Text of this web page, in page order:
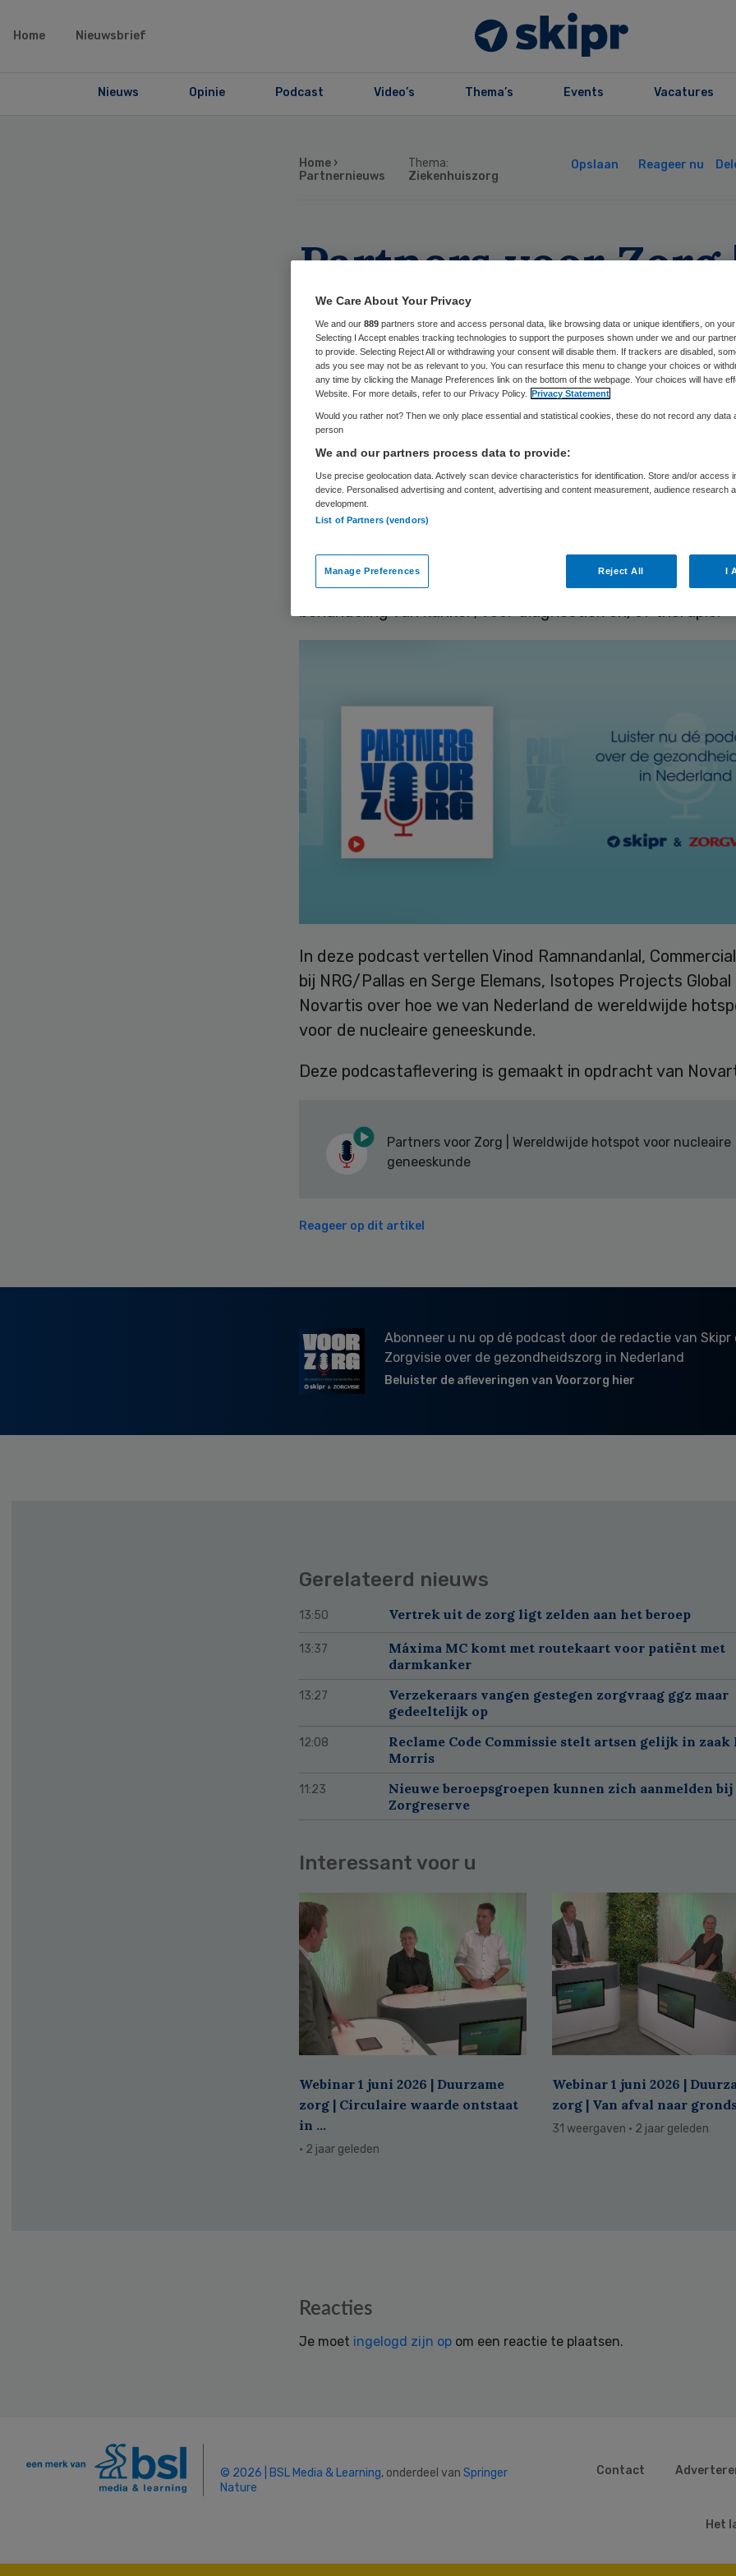
Home Nieuwsbrief
Nieuws Opinie Podcast Video’s Thema’s Events Vacatures
Home ›
Partnernieuws
Thema:
Ziekenhuiszorg
Opslaan Reageer nu
Partners voor Zorg
Wereldwijde
voor nucleaire
geneeskunde
Novartis 26 april 2024,13:24 299 keer gelezen
geneeskunde? Kom erachter hoe radioactieve
medische isotopen toegepast zouden kunnen worden bij
behandeling van kanker; voor diagnostiek en/of therapie.
In deze podcast vertellen Vinod Ramnandanlal,
bij NRG/Pallas en Serge Elemans, Isotopes Projects Global
Novartis over hoe we van Nederland de wereldwijde
voor de nucleaire geneeskunde.
Deze podcastaflevering is gemaakt in opdracht van
Partners voor Zorg | Wereldwijde hotspot voor nucleaire
geneeskunde
Reageer op dit artikel
Abonneer u nu op dé podcast door de redactie van Skipr
Zorgvisie over de gezondheidszorg in Nederland
Beluister de afleveringen van Voorzorg hier
Gerelateerd nieuws
13:50 Vertrek uit de zorg ligt zelden aan het beroep
13:37
Máxima MC komt met routekaart voor patiënt met
darmkanker
13:27
Verzekeraars vangen gestegen zorgvraag ggz maar
gedeeltelijk op
12:08
Reclame Code Commissie stelt artsen gelijk in
Morris
11:23
Nieuwe beroepsgroepen kunnen zich aanmelden
Zorgreserve
Interessant voor u
Webinar 1 juni 2026 | Duurzame
zorg | Circulaire waarde ontstaat
in ...
· 2 jaar geleden
Webinar 1 juni 2026 |
zorg | Van afval naar
31 weergaven · 2 jaar geleden
Reacties
Je moet ingelogd zijn op om een reactie te plaatsen.
© 2026 | BSL Media & Learning, onderdeel van Springer
Nature
Contact
Het
We Care About Your Privacy
We and our 889 partners store and access personal data, like browsing data or unique identifiers, on
Selecting I Accept enables tracking technologies to support the purposes shown under we and our
to provide. Selecting Reject All or withdrawing your consent will disable them. If trackers are disabled,
ads you see may not be as relevant to you. You can resurface this menu to change your choices or
any time by clicking the Manage Preferences link on the bottom of the webpage. Your choices will have
Website. For more details, refer to our Privacy Policy. Privacy Statement
Would you rather not? Then we only place essential and statistical cookies, these do not record any data
person
We and our partners process data to provide:
Use precise geolocation data. Actively scan device characteristics for identification. Store and/or access
device. Personalised advertising and content, advertising and content measurement, audience research
development.
List of Partners (vendors)
Manage Preferences Reject All I